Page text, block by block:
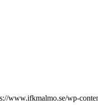
www.ifkmalmo.se/wp-